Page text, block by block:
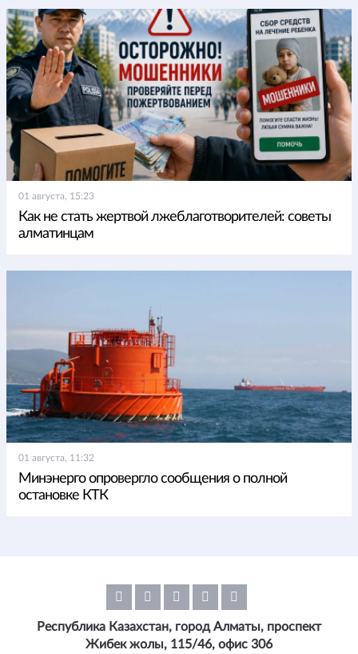
01 августа, 15:23
Как не стать жертвой лжеблаготворителей: советы
алматинцам
01 августа, 11:32
Минэнерго опровергло сообщения о полной
остановке КТК
Республика Казахстан, город Алматы, проспект
Жибек жолы, 115/46, офис 306